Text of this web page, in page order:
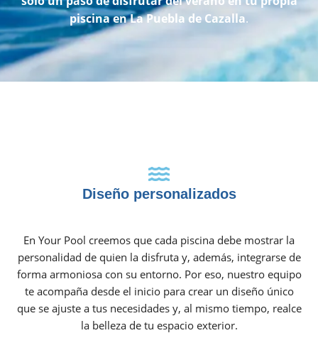
piscina en La Puebla de Cazalla.
Diseño personalizados
En Your Pool creemos que cada piscina debe mostrar la
personalidad de quien la disfruta y, además, integrarse de
forma armoniosa con su entorno. Por eso, nuestro equipo
te acompaña desde el inicio para crear un diseño único
que se ajuste a tus necesidades y, al mismo tiempo, realce
la belleza de tu espacio exterior.